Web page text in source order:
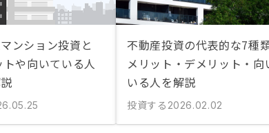
ンション投資と
や向いている人
不動産投資の代表的な7種類
メリット・デメリット・向
いる人を解説
投資する 2026.02.02